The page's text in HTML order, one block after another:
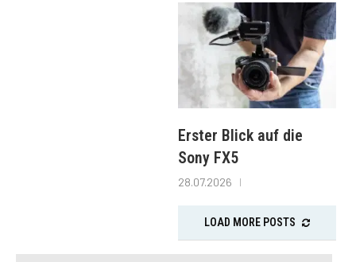
Erster Blick auf die
Sony FX5
28.07.2026
LOAD MORE POSTS